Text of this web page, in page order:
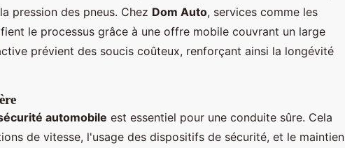
pression des pneus. Chez Dom Auto, services comme les
le processus grâce à une offre mobile couvrant un large
prévient des soucis coûteux, renforçant ainsi la longévité
automobile est essentiel pour une conduite sûre. Cela
de vitesse, l'usage des dispositifs de sécurité, et le maintien